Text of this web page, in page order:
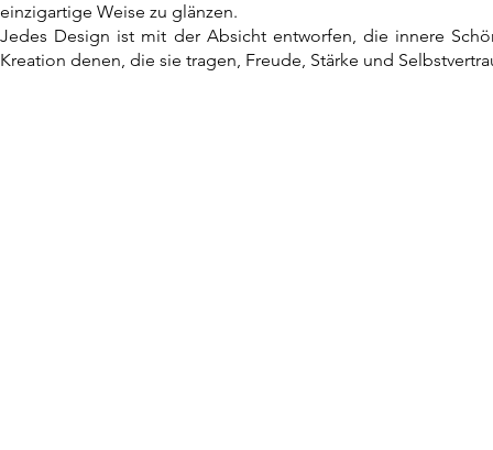
einzigartige Weise zu glänzen.
Jedes Design ist mit der Absicht entworfen, die innere
Kreation denen, die sie tragen, Freude, Stärke und